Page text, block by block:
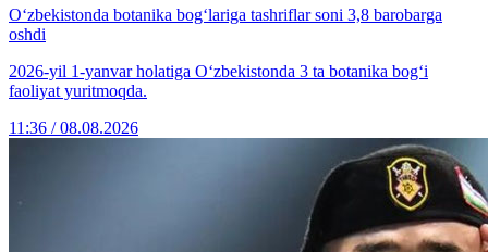
O‘zbekistonda botanika bog‘lariga tashriflar soni 3,8 barobarga
oshdi
2026-yil 1-yanvar holatiga O‘zbekistonda 3 ta botanika bog‘i
faoliyat yuritmoqda.
11:36 / 08.08.2026